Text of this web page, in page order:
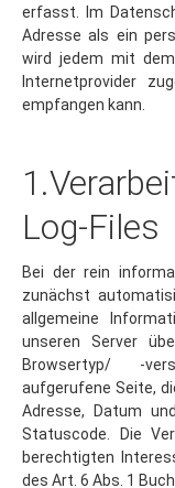
Adresse als ein
wird jedem mit
Internetprovider
empfangen kann.
Log-Files
Bei der rein
zunächst
allgemeine
unseren Server
Browsertyp/ -
aufgerufene Seite,
Adresse, Datum
Statuscode. Die
berechtigten
des Art. 6 Abs. 1
technischen